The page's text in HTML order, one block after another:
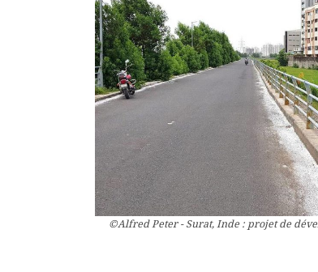
Rapports financiers
Nous rejoindre
Présentation du bulletin
Comité de rédaction
Bulletins Villes en
développement
Podcast-AdP
©Alfred Peter - Surat, Inde : projet de